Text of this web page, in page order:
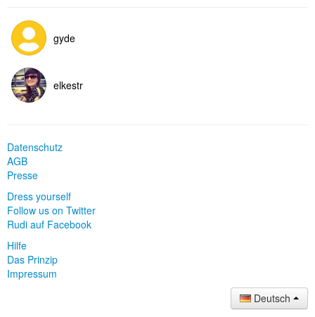
gyde
elkestr
Datenschutz
AGB
Presse
Dress yourself
Follow us on Twitter
Rudi auf Facebook
Hilfe
Das Prinzip
Impressum
Deutsch